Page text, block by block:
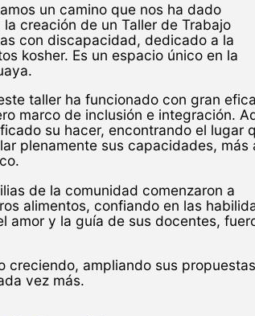
un camino que nos ha dado
creación de un Taller de Trabajo
con discapacidad, dedicado a la
kosher. Es un espacio único en la
taller ha funcionado con gran
marco de inclusión e integración.
su hacer, encontrando el lugar
plenamente sus capacidades, más
de la comunidad comenzaron a
alimentos, confiando en las
amor y la guía de sus docentes,
creciendo, ampliando sus
vez más.